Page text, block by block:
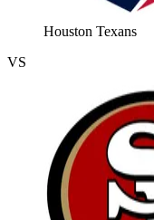
Houston Texans
VS